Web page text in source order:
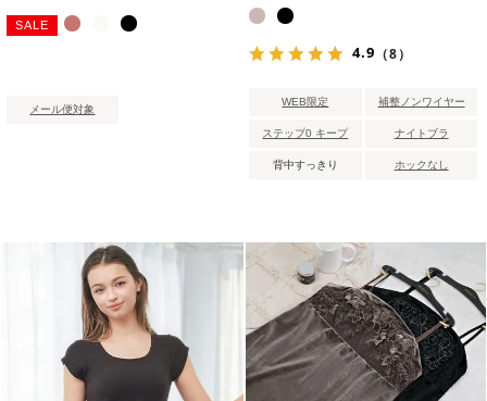
SALE
メール便対象
4.9 （8）
WEB限定 補整ノンワイヤー
ステップ0 キープ ナイトブラ
背中すっきり ホックなし